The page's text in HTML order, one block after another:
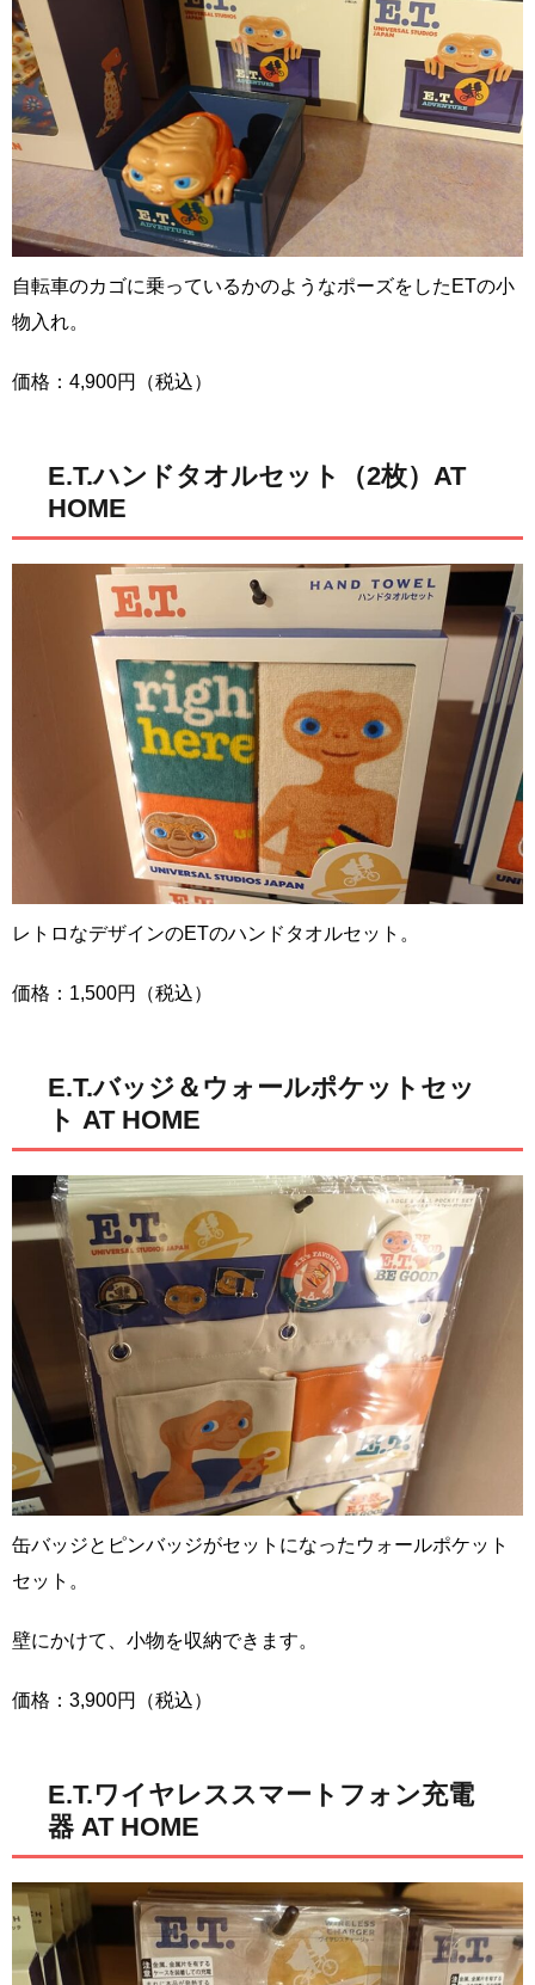
自転車のカゴに乗っているかのようなポーズをしたETの小
物入れ。
価格：4,900円（税込）
E.T.ハンドタオルセット（2枚）AT
HOME
レトロなデザインのETのハンドタオルセット。
価格：1,500円（税込）
E.T.バッジ＆ウォールポケットセッ
ト AT HOME
缶バッジとピンバッジがセットになったウォールポケット
セット。
壁にかけて、小物を収納できます。
価格：3,900円（税込）
E.T.ワイヤレススマートフォン充電
器 AT HOME